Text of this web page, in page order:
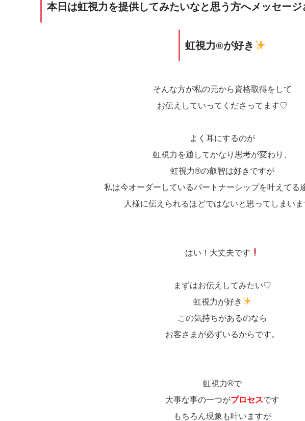
本日は虹視力を提供してみたいなと思う方へメッセー
虹視力®が好き
そんな方が私の元から資格取得をして
お伝えしていってくださってます♡
よく耳にするのが
虹視力を通してかなり思考が変わり、
虹視力®の叡智は好きですが
私は今オーダーしているパートナーシップを叶えてる
人様に伝えられるほどではないと思ってしまいま
はい！大丈夫です
まずはお伝えしてみたい♡
虹視力が好き
この気持ちがあるのなら
お客さまが必ずいるからです。
虹視力®で
大事な事の一つがプロセスです
もちろん現象も叶いますが